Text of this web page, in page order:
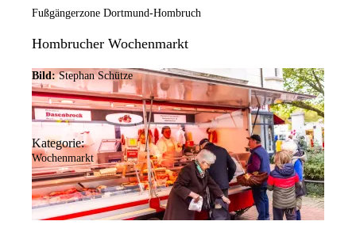
Fußgängerzone Dortmund-Hombruch
Hombrucher Wochenmarkt
Bild: Stephan Schütze
Kategorie:
Wochenmarkt